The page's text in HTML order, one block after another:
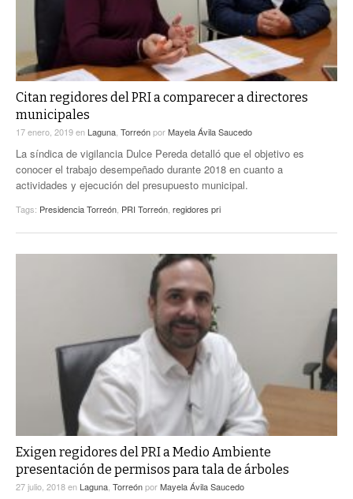
Citan regidores del PRI a comparecer a directores
municipales
17 enero, 2019en Laguna, TorreónporMayela Ávila Saucedo
La síndica de vigilancia Dulce Pereda detalló que el objetivo es
conocer el trabajo desempeñado durante 2018 en cuanto a
actividades y ejecución del presupuesto municipal.
Tags: Presidencia Torreón, PRI Torreón, regidores pri
Exigen regidores del PRI a Medio Ambiente
presentación de permisos para tala de árboles
27 julio, 2018en Laguna TorreónporMayela Ávila Saucedo